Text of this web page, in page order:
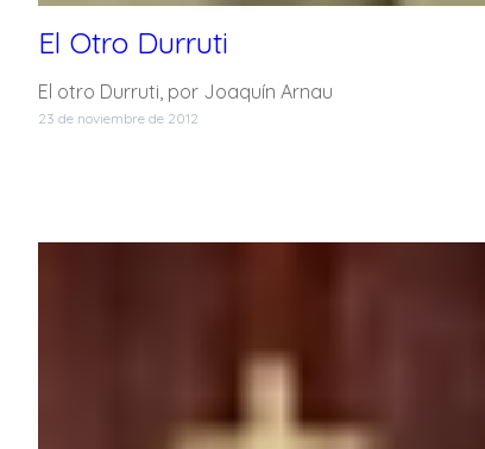
El Otro Durruti
El otro Durruti, por Joaquín Arnau
23 de noviembre de 2012